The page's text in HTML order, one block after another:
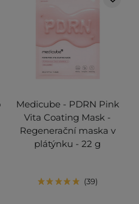
Medicube - PDRN Pink
Vita Coating Mask -
Regenerační maska v
plátýnku - 22 g
39